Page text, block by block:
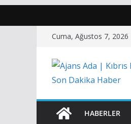
content
Cuma, Ağustos 7, 2026
HABERLER